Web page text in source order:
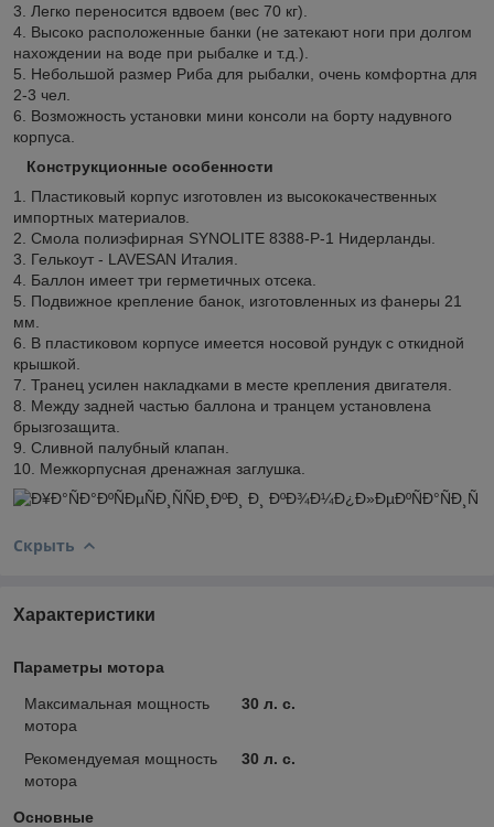
3. Легко переносится вдвоем (вес 70 кг).
4. Высоко расположенные банки (не затекают ноги при долгом
нахождении на воде при рыбалке и т.д.).
5. Небольшой размер Риба для рыбалки, очень комфортна для
2-3 чел.
6. Возможность установки мини консоли на борту надувного
корпуса.
Конструкционные особенности
1. Пластиковый корпус изготовлен из высококачественных
импортных материалов.
2. Смола полиэфирная SYNOLITE 8388-P-1 Нидерланды.
3. Гелькоут - LAVESAN Италия.
4. Баллон имеет три герметичных отсека.
5. Подвижное крепление банок, изготовленных из фанеры 21
мм.
6. В пластиковом корпусе имеется носовой рундук с откидной
крышкой.
7. Транец усилен накладками в месте крепления двигателя.
8. Между задней частью баллона и транцем установлена
брызгозащита.
9. Сливной палубный клапан.
10. Межкорпусная дренажная заглушка.
Скрыть
Характеристики
Параметры мотора
Максимальная мощность
мотора
30 л. с.
Рекомендуемая мощность
мотора
30 л. с.
Основные